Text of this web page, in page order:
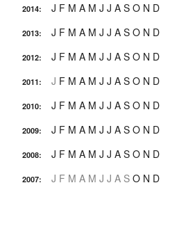
2014: J F M A M J J A S O N D
2013: J F M A M J J A S O N D
2012: J F M A M J J A S O N D
2011: J F M A M J J A S O N D
2010: J F M A M J J A S O N D
2009: J F M A M J J A S O N D
2008: J F M A M J J A S O N D
2007: J F M A M J J A S O N D